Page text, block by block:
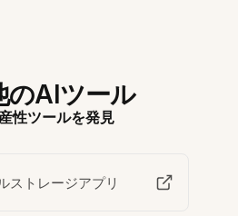
のAIツール
性ツールを発見
ストレージアプリ